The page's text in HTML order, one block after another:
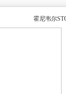
霍尼韦尔